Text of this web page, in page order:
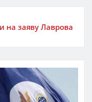
на заяву Лаврова